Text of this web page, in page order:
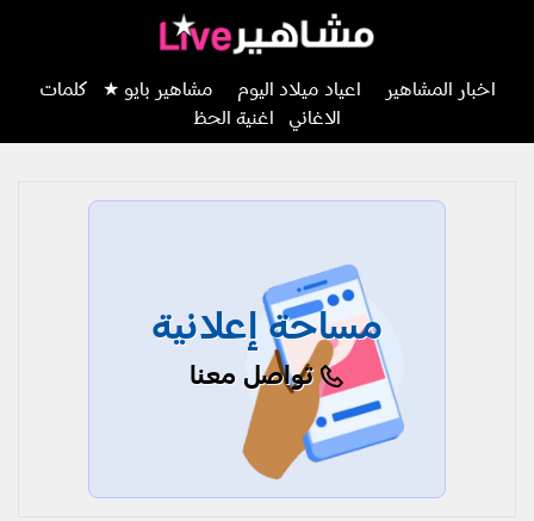
اخبار المشاهير اعياد ميلاد اليوم مشاهير بايو ★
كلمات
الاغاني
اغنية الحظ
مساحة إعلانية
تواصل معنا